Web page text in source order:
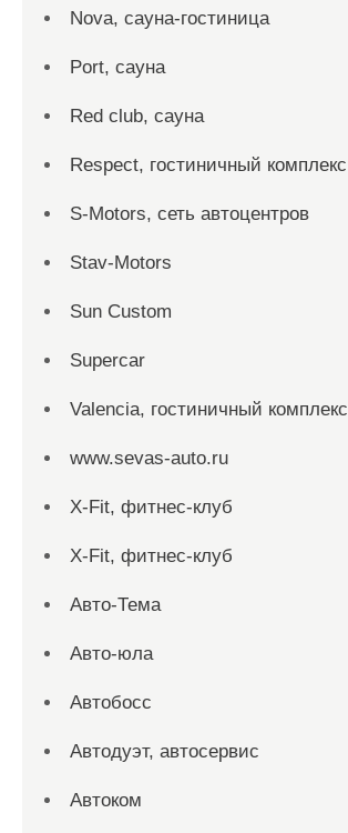
Nova, сауна-гостиница
Port, сауна
Red сlub, сауна
Respect, гостиничный комплекс
S-Motors, сеть автоцентров
Stav-Motors
Sun Custom
Supercar
Valencia, гостиничный комплекс
www.sevas-auto.ru
X-Fit, фитнес-клуб
X-Fit, фитнес-клуб
Авто-Тема
Авто-юла
Автобосс
Автодуэт, автосервис
Автоком